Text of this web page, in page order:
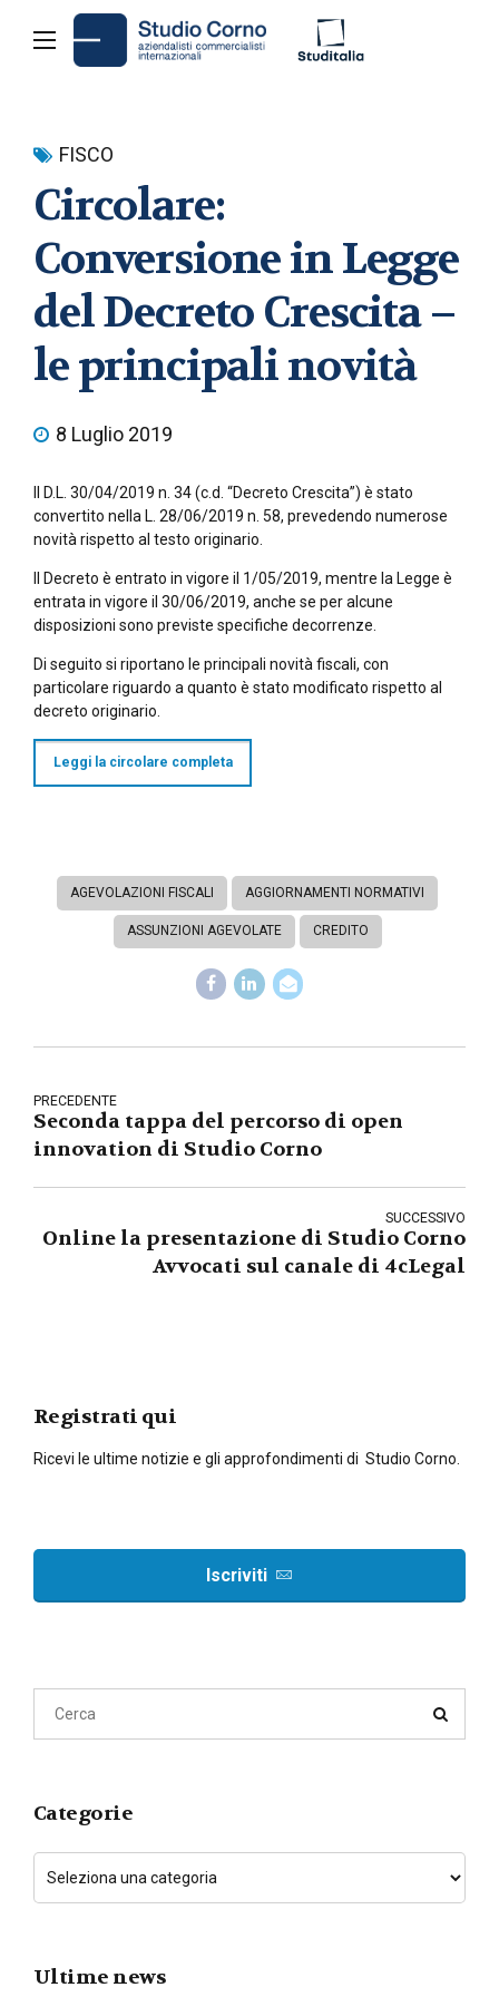
FISCO
Circolare:
Conversione in Legge
del Decreto Crescita –
le principali novità
8 Luglio 2019
Il D.L. 30/04/2019 n. 34 (c.d. “Decreto Crescita”) è stato
convertito nella L. 28/06/2019 n. 58, prevedendo numerose
novità rispetto al testo originario.
Il Decreto è entrato in vigore il 1/05/2019, mentre la Legge è
entrata in vigore il 30/06/2019, anche se per alcune
disposizioni sono previste specifiche decorrenze.
Di seguito si riportano le principali novità fiscali, con
particolare riguardo a quanto è stato modificato rispetto al
decreto originario.
Leggi la circolare completa
AGEVOLAZIONI FISCALI AGGIORNAMENTI NORMATIVI
ASSUNZIONI AGEVOLATE CREDITO
PRECEDENTE
Seconda tappa del percorso di open
innovation di Studio Corno
SUCCESSIVO
Online la presentazione di Studio Corno
Avvocati sul canale di 4cLegal
Registrati qui
Ricevi le ultime notizie e gli approfondimenti di Studio Corno.
Iscriviti
Categorie
Ultime news